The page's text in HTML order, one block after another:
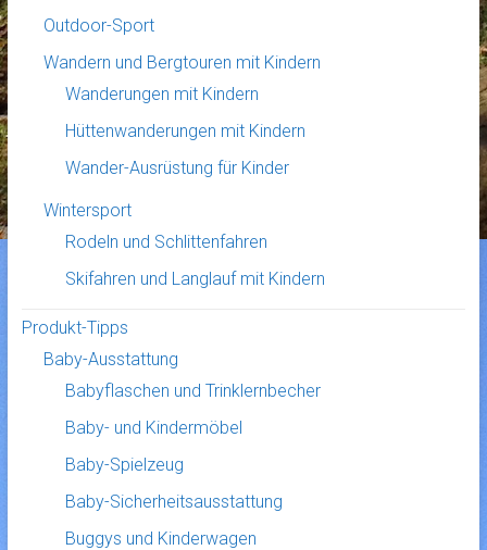
Outdoor-Sport
Wandern und Bergtouren mit Kindern
Wanderungen mit Kindern
Hüttenwanderungen mit Kindern
Wander-Ausrüstung für Kinder
Wintersport
Rodeln und Schlittenfahren
Skifahren und Langlauf mit Kindern
Produkt-Tipps
Baby-Ausstattung
Babyflaschen und Trinklernbecher
Baby- und Kindermöbel
Baby-Spielzeug
Baby-Sicherheitsausstattung
Buggys und Kinderwagen